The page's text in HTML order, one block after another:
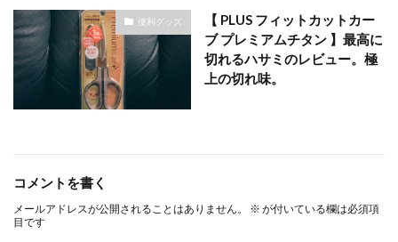
便利グッズ
【 PLUS フィットカットカー
ブ プレミアムチタン 】最高に
切れるハサミのレビュー。極
上の切れ味。
コメントを書く
メールアドレスが公開されることはありません。 ※ が付いている欄は必須項
目です